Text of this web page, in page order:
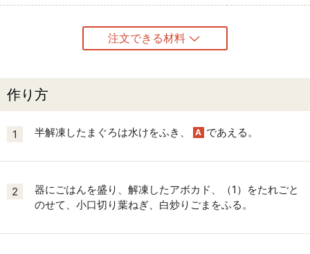
注文できる材料
作り方
1 半解凍したまぐろは水けをふき、 A であえる。
2
器にごはんを盛り、解凍したアボカド、（1）をたれごと
のせて、小口切り葉ねぎ、白炒りごまをふる。